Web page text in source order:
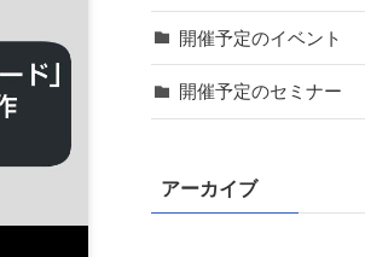
開催予定のイベント
開催予定のセミナー
アーカイブ